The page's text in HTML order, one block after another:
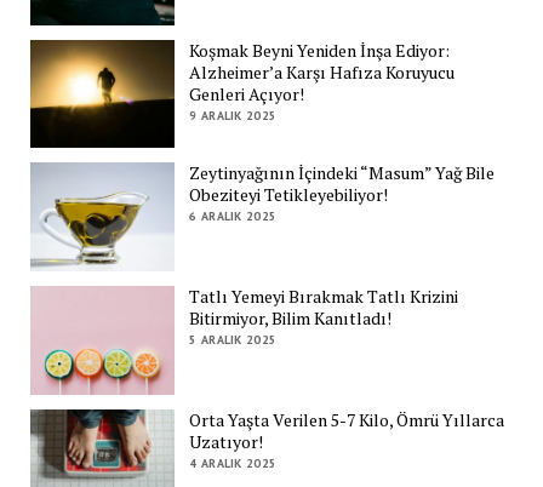
Koşmak Beyni Yeniden İnşa Ediyor:
Alzheimer’a Karşı Hafıza Koruyucu
Genleri Açıyor!
9 ARALIK 2025
Zeytinyağının İçindeki “Masum” Yağ Bile
Obeziteyi Tetikleyebiliyor!
6 ARALIK 2025
Tatlı Yemeyi Bırakmak Tatlı Krizini
Bitirmiyor, Bilim Kanıtladı!
5 ARALIK 2025
Orta Yaşta Verilen 5-7 Kilo, Ömrü Yıllarca
Uzatıyor!
4 ARALIK 2025